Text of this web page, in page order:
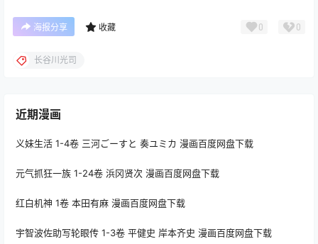
海报分享 收藏 0 0
长谷川光司
近期漫画
义妹生活 1-4卷 三河ごーすと 奏ユミカ 漫画百度网盘下载
元气抓狂一族 1-24卷 浜冈贤次 漫画百度网盘下载
红白机神 1卷 本田有麻 漫画百度网盘下载
宇智波佐助写轮眼传 1-3卷 平健史 岸本齐史 漫画百度网盘下载